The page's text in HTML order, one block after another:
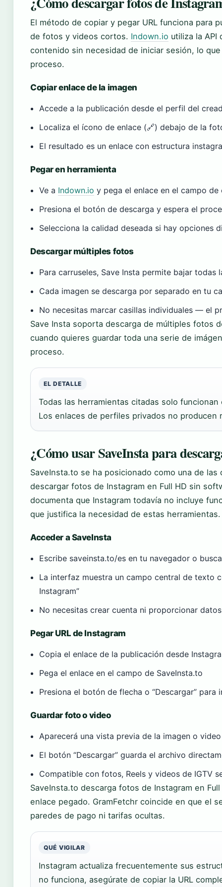
El método de copiar y pegar URL funciona para
de fotos y videos cortos. Indown.io utiliza la API
contenido sin necesidad de iniciar sesión, lo
proceso.
Copiar enlace de la imagen
Accede a la publicación desde el perfil del
Localiza el ícono de enlace (🔗) debajo de la
El resultado es un enlace con estructura
Pegar en herramienta
Ve a Indown.io y pega el enlace en el campo de
Presiona el botón de descarga y espera el
Selecciona la calidad deseada si hay opciones
Descargar múltiples fotos
Para carruseles, Save Insta permite bajar
Cada imagen se descarga por separado en tu
No necesitas marcar casillas individuales — el
Save Insta soporta descarga de múltiples fotos
cuando quieres guardar toda una serie de
proceso.
EL DETALLE
Todas las herramientas citadas solo
Los enlaces de perfiles privados no producen
¿Cómo usar SaveInsta para
SaveInsta.to se ha posicionado como una de
descargar fotos de Instagram en Full HD sin
documenta que Instagram todavía no incluye
que justifica la necesidad de estas herramientas.
Acceder a SaveInsta
Escribe saveinsta.to/es en tu navegador o
La interfaz muestra un campo central de texto
Instagram”
No necesitas crear cuenta ni proporcionar
Pegar URL de Instagram
Copia el enlace de la publicación desde
Pega el enlace en el campo de SaveInsta.to
Presiona el botón de flecha o “Descargar” para
Guardar foto o video
Aparecerá una vista previa de la imagen o video
El botón “Descargar” guarda el archivo
Compatible con fotos, Reels y videos de IGTV
SaveInsta.to descarga fotos de Instagram en
enlace pegado. GramFetchr coincide en que el
paredes de pago ni tarifas ocultas.
QUÉ VIGILAR
Instagram actualiza frecuentemente sus
no funciona, asegúrate de copiar la URL